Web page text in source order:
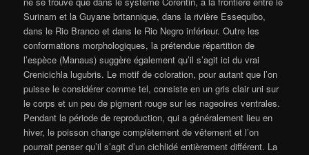
Surinam et la Guyane britannique, dans la rivière Essequibo,
dans le Rio Branco et dans le Rio Negro inférieur. Outre les
conformations morphologiques, la prétendue répartition de
l’espèce (Manaus) suggère également qu’il s’agit ici du vrai
Crenicichla lugubris. Le motif de coloration, pour autant que l’on
puisse le considérer comme tel, consiste en un gris clair uni sur
le corps et un peu de pigment rouge sur les nageoires ventrales.
Pendant la période de reproduction, qui a généralement lieu en
hiver, le poisson change complètement de vêtement et l’on
pourrait penser qu’il s’agit d’un cichlidé entièrement différent. La